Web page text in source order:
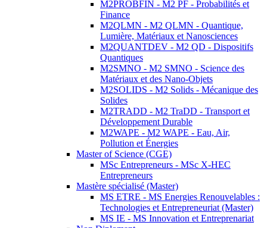
M2PROBFIN - M2 PF - Probabilités et
Finance
M2QLMN - M2 QLMN - Quantique,
Lumière, Matériaux et Nanosciences
M2QUANTDEV - M2 QD - Dispositifs
Quantiques
M2SMNO - M2 SMNO - Science des
Matériaux et des Nano-Objets
M2SOLIDS - M2 Solids - Mécanique des
Solides
M2TRADD - M2 TraDD - Transport et
Développement Durable
M2WAPE - M2 WAPE - Eau, Air,
Pollution et Énergies
Master of Science (CGE)
MSc Entrepreneurs - MSc X-HEC
Entrepreneurs
Mastère spécialisé (Master)
MS ETRE - MS Energies Renouvelables :
Technologies et Entrepreneuriat (Master)
MS IE - MS Innovation et Entreprenariat